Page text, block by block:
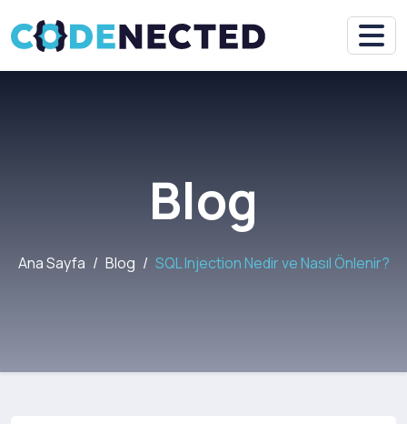
Blog
Ana Sayfa Blog SQL Injection Nedir ve Nasıl Önlenir?